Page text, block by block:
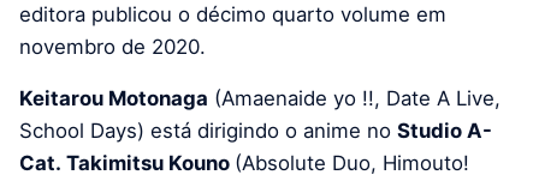
editora publicou o décimo quarto volume em
novembro de 2020.
Keitarou Motonaga (Amaenaide yo !!, Date A Live,
School Days) está dirigindo o anime no Studio A-
Cat. Takimitsu Kouno (Absolute Duo, Himouto!